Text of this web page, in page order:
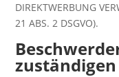
DIREKTWERBUNG
21 ABS. 2 DSGVO).